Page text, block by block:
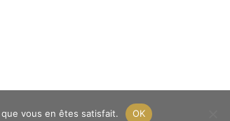
vous en êtes satisfait. OK